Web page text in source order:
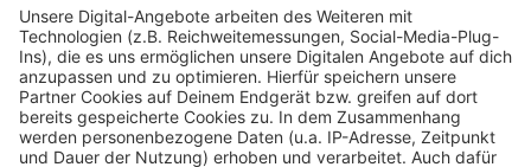
Monate Berufserfahrung im Warenein- und ausgang,
vorzugsweise in der Lebensmittelbranche. Darüber
hinaus sollte ein Flurförderzeugschein vorhanden sein.
Erfahrung in der Bedienung von MDE/Scannern,
Schubmaststaplern und Kabinenstaplern sowie
Erfahrung mit Hochregallagern (Einfahrregalen) und